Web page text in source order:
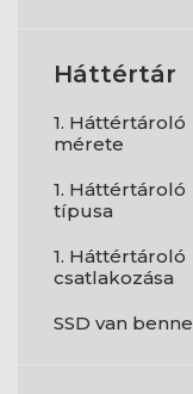
Háttértár
1. Háttértároló
mérete
1. Háttértároló
típusa
1. Háttértároló
csatlakozása
SSD van benne